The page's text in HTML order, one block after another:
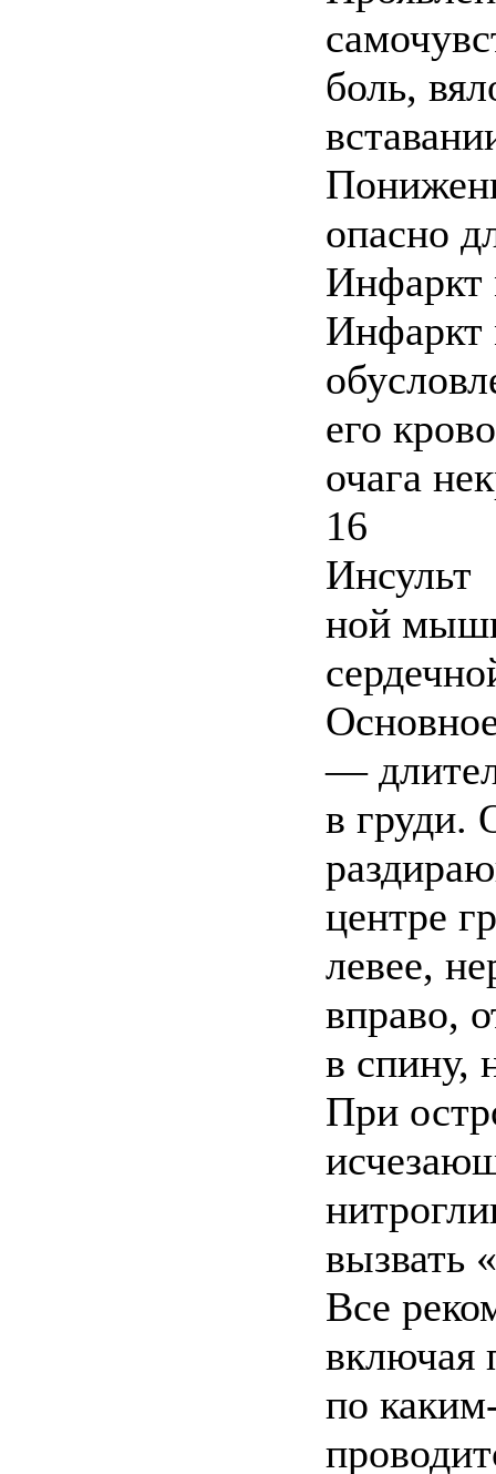
боль,
опасно
Инфаркт
Инфаркт
его
очага
16
Инсульт
ной
—
в груди.
центре
левее,
вправо,
в спину,
При
вызвать
Все
включая
по